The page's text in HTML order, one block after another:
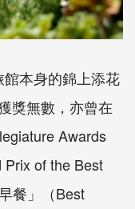
本身的錦上添花
獎無數，亦曾在
Awards
Prix of the Best
餐」（Best